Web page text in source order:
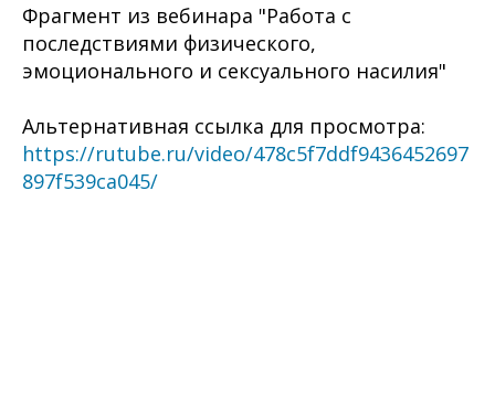
Фрагмент из вебинара "Работа с
последствиями физического,
эмоционального и сексуального насилия"
Альтернативная ссылка для просмотра:
https://rutube.ru/video/478c5f7ddf9436452697
897f539ca045/